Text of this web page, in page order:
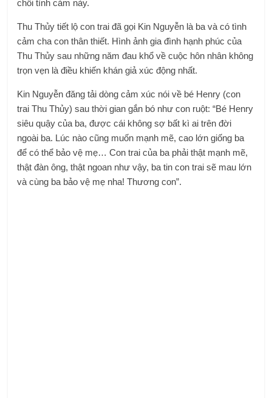
Kin Nguyễn đăng tải dòng cảm xúc nói về bé Henry (con
trai Thu Thủy) sau thời gian gắn bó như con ruột: “Bé Henry
siêu quậy của ba, được cái không sợ bất kì ai trên đời
ngoài ba. Lúc nào cũng muốn mạnh mẽ, cao lớn giống ba
để có thể bảo vệ mẹ… Con trai của ba phải thật mạnh mẽ,
và cùng ba bảo vệ mẹ nha! Thương con”.